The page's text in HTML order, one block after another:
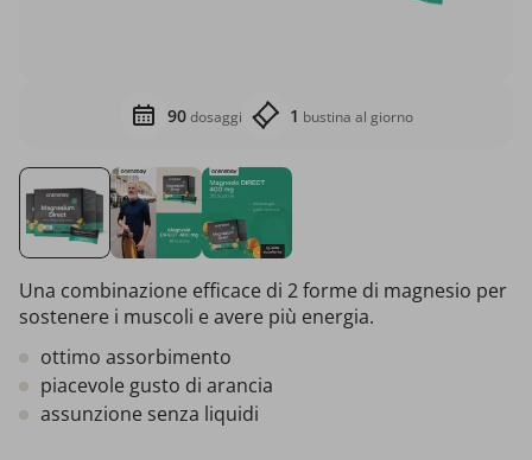
90dosaggi 1 bustina al giorno
Una combinazione efficace di 2 forme di magnesio per
sostenere i muscoli e avere più energia.
ottimo assorbimento
piacevole gusto di arancia
assunzione senza liquidi